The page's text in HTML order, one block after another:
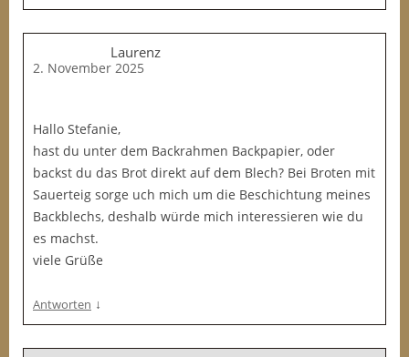
Laurenz
2. November 2025
Hallo Stefanie,
hast du unter dem Backrahmen Backpapier, oder
backst du das Brot direkt auf dem Blech? Bei Broten mit
Sauerteig sorge uch mich um die Beschichtung meines
Backblechs, deshalb würde mich interessieren wie du
es machst.
viele Grüße
Antworten ↓